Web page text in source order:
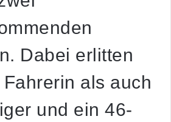
Dabei erlitten
als auch
und ein 46-